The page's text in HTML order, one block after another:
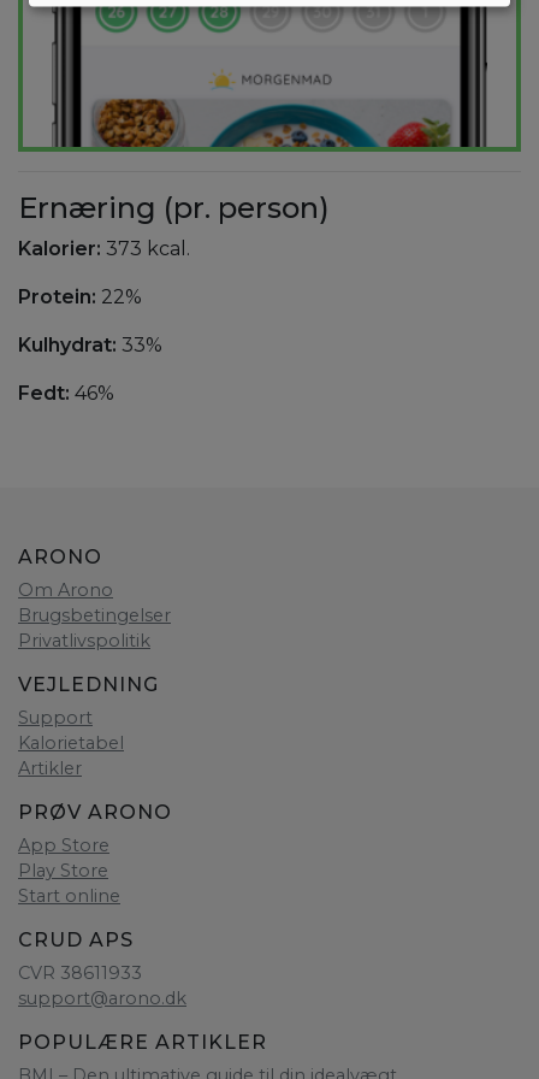
Ernæring (pr. person)
Kalorier: 373 kcal.
Protein: 22%
Kulhydrat: 33%
Fedt: 46%
ARONO
Om Arono
Brugsbetingelser
Privatlivspolitik
VEJLEDNING
Support
Kalorietabel
Artikler
PRØV ARONO
App Store
Play Store
Start online
CRUD APS
CVR 38611933
support@arono.dk
POPULÆRE ARTIKLER